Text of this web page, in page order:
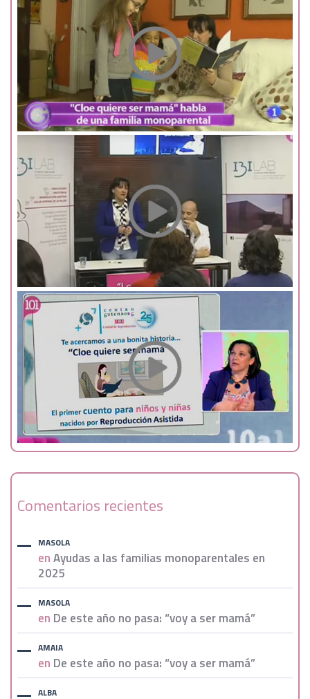
Comentarios recientes
MASOLA
enAyudas a las familias monoparentales en
2025
MASOLA
en De este año no pasa: “voy a ser mamá”
AMAIA
en De este año no pasa: “voy a ser mamá”
ALBA